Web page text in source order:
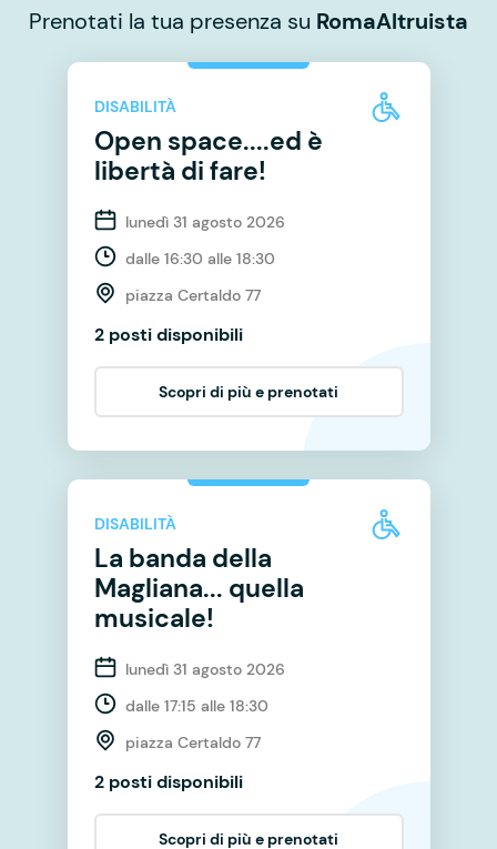
Prenotati la tua presenza su RomaAltruista
DISABILITÀ
Open space....ed è
libertà di fare!
lunedì 31 agosto 2026
dalle 16:30 alle 18:30
piazza Certaldo 77
2 posti disponibili
Scopri di più e prenotati
DISABILITÀ
La banda della
Magliana... quella
musicale!
lunedì 31 agosto 2026
dalle 17:15 alle 18:30
piazza Certaldo 77
2 posti disponibili
Scopri di più e prenotati